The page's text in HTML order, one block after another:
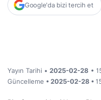
Google'da bizi tercih et
Yayın Tarihi • 2025-02-28 •
Güncelleme • 2025-02-28 •